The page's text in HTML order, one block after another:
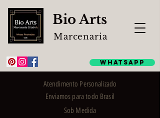
Atendimento Personalizado
Enviamos para todo Brasil
Sob Medida
Bio Arts
Marcenaria
WhatsApp